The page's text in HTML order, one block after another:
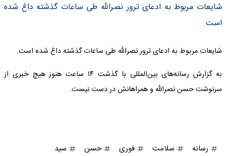
شایعات مربوط به ادعای ترور نصرالله طی ساعات گذشته داغ شده
است.
شایعات مربوط به ادعای ترور نصرالله طی ساعات گذشته داغ شده است.
به گزارش رسانه‌های بین‌المللی با گذشت ۱۴ ساعت هنوز هیچ خبری از
سرنوشت حسن نصرالله و همراهانش در دست نیست.
رسانه سلامت فوری حسن سید